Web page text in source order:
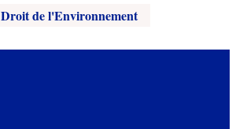
Droit de l'Environnement